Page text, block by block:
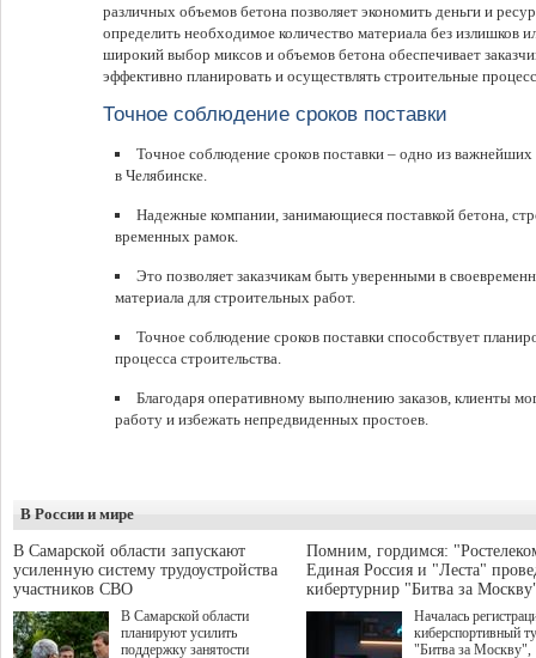
различных объемов бетона позволяет экономить деньги и
определить необходимое количество материала без излишков
широкий выбор миксов и объемов бетона обеспечивает
эффективно планировать и осуществлять строительные
Точное соблюдение сроков поставки
Точное соблюдение сроков поставки – одно из
в Челябинске.
Надежные компании, занимающиеся поставкой бетона,
временных рамок.
Это позволяет заказчикам быть уверенными в
материала для строительных работ.
Точное соблюдение сроков поставки способствует
процесса строительства.
Благодаря оперативному выполнению заказов, клиенты
работу и избежать непредвиденных простоев.
В России и мире
В Самарской области запускают
усиленную систему трудоустройства
участников СВО
В Самарской области
планируют усилить
поддержку занятости
Помним, гордимся:
Единая Россия и "Леста"
кибертурнир "Битва за
Началась
киберспортивный
"Битва за Москву",